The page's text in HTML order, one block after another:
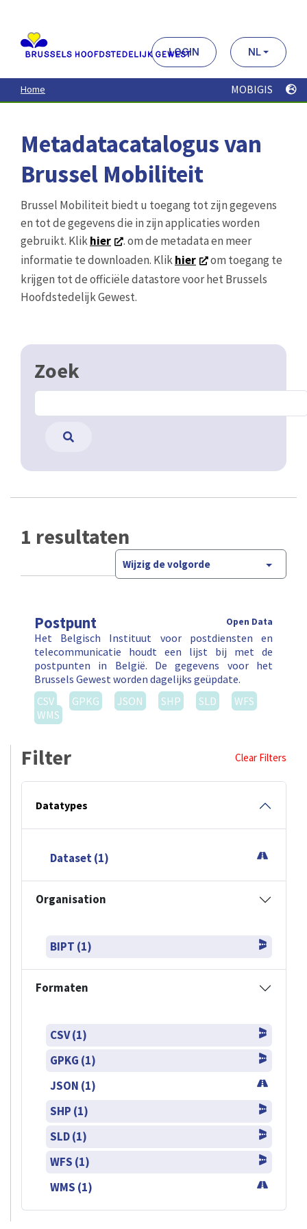
contenu
principal
LOGIN NL
Home MOBIGIS
Metadatacatalogus van
Brussel Mobiliteit
Brussel Mobiliteit biedt u toegang tot zijn gegevens
en tot de gegevens die in zijn applicaties worden
gebruikt. Klikhier
. om de metadata en meer
informatie te downloaden. Klikhier
om toegang te
krijgen tot de officiële datastore voor het Brussels
Hoofdstedelijk Gewest.
Zoek
1 resultaten
Wijzig de volgorde
Postpunt Open Data
Het Belgisch Instituut voor postdiensten en
telecommunicatie houdt een lijst bij met de
postpunten in België. De gegevens voor het
Brussels Gewest worden dagelijks geüpdate.
CSV
GPKG JSON SHP SLD
WFS
WMS
Filter Clear Filters
Datatypes
Dataset (1)
Organisation
BIPT (1)
Formaten
CSV (1)
GPKG (1)
JSON (1)
SHP (1)
SLD (1)
WFS (1)
WMS (1)